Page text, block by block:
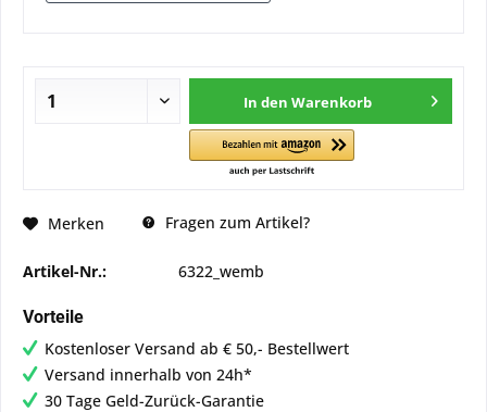
In den Warenkorb
Merken Fragen zum Artikel?
Artikel-Nr.: 6322_wemb
Vorteile
Kostenloser Versand ab € 50,- Bestellwert
Versand innerhalb von 24h*
30 Tage Geld-Zurück-Garantie